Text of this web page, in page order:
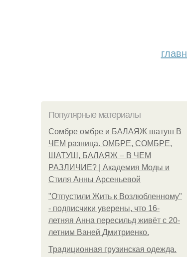
Популярные материалы
Сомбре омбре и БАЛАЯЖ шатуш В
ЧЕМ разница. ОМБРЕ, СОМБРЕ,
ШАТУШ, БАЛАЯЖ – В ЧЕМ
РАЗЛИЧИЕ? | Академия Моды и
Стиля Анны Арсеньевой
"Отпустили Жить к Возлюбленному"
- подписчики уверены, что 16-
летняя Анна пересильд живёт с 20-
летним Ваней Дмитриенко.
Традиционная грузинская одежда.